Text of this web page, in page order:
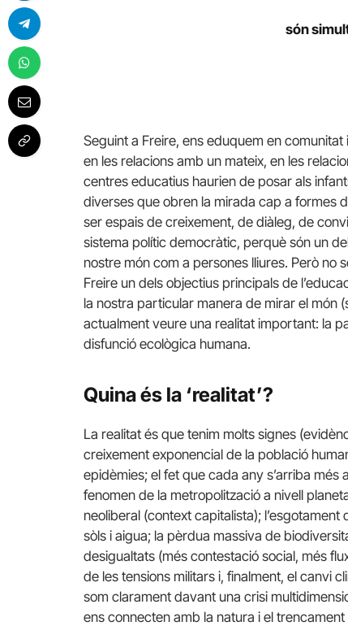
són
Seguint a Freire, ens eduquem en
en les relacions amb un mateix, en les
centres educatius haurien de posar als
diverses que obren la mirada cap a formes
ser espais de creixement, de diàleg, de
sistema polític democràtic, perquè són un
nostre món com a persones lliures. Però no
Freire un dels objectius principals de
la nostra particular manera de mirar el món
actualment veure una realitat important: la
disfunció ecològica humana.
Quina és la ‘realitat’?
La realitat és que tenim molts signes
creixement exponencial de la població
epidèmies; el fet que cada any s’arriba
fenomen de la metropolització a nivell
neoliberal (context capitalista); l’esgotament
sòls i aigua; la pèrdua massiva de
desigualtats (més contestació social, més
de les tensions militars i, finalment, el canvi
som clarament davant una crisi
ens connecten amb la natura i el